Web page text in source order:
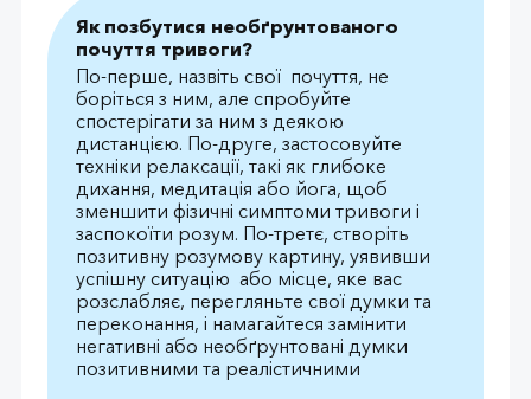
Як позбутися необґрунтованого
почуття тривоги?
По-перше, назвіть свої почуття, не
боріться з ним, але спробуйте
спостерігати за ним з деякою
дистанцією. По-друге, застосовуйте
техніки релаксації, такі як глибоке
дихання, медитація або йога, щоб
зменшити фізичні симптоми тривоги і
заспокоїти розум. По-третє, створіть
позитивну розумову картину, уявивши
успішну ситуацію або місце, яке вас
розслабляє, перегляньте свої думки та
переконання, і намагайтеся замінити
негативні або необґрунтовані думки
позитивними та реалістичними